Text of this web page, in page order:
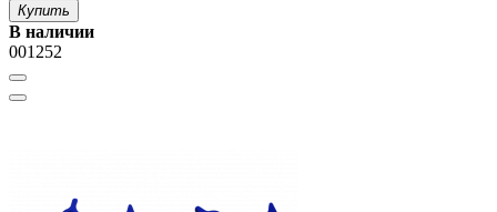
Купить
В наличии
001252